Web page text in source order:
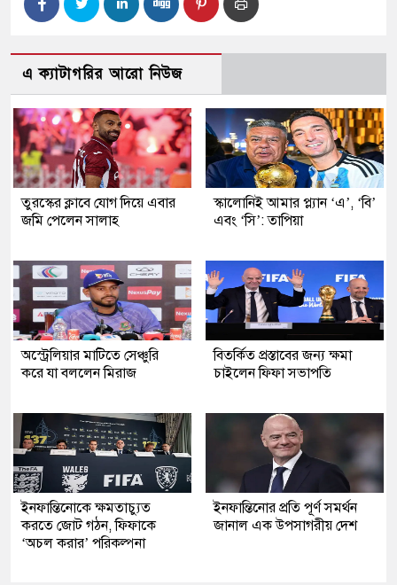
এ ক্যাটাগরির আরো নিউজ
তুরস্কের ক্লাবে যোগ দিয়ে এবার
জমি পেলেন সালাহ
স্কালোনিই আমার প্ল্যান ‘এ’, ‘বি’
এবং ‘সি’: তাপিয়া
অস্ট্রেলিয়ার মাটিতে সেঞ্চুরি
করে যা বললেন মিরাজ
বিতর্কিত প্রস্তাবের জন্য ক্ষমা
চাইলেন ফিফা সভাপতি
ইনফান্তিনোকে ক্ষমতাচ্যুত
করতে জোট গঠন, ফিফাকে
‘অচল করার’ পরিকল্পনা
ইনফান্তিনোর প্রতি পূর্ণ সমর্থন
জানাল এক উপসাগরীয় দেশ